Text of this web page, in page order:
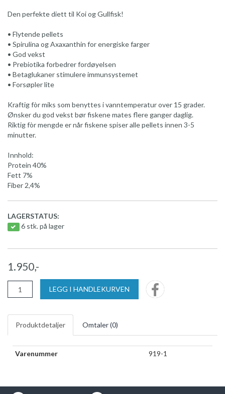
Den perfekte diett til Koi og Gullfisk!
• Flytende pellets
• Spirulina og Axaxanthin for energiske farger
• God vekst
• Prebiotika forbedrer fordøyelsen
• Betaglukaner stimulere immunsystemet
• Forsøpler lite
Kraftig fòr miks som benyttes i vanntemperatur over 15 grader.
Ønsker du god vekst bør fiskene mates flere ganger daglig.
Riktig fòr mengde er når fiskene spiser alle pellets innen 3-5
minutter.
Innhold:
Protein 40%
Fett 7%
Fiber 2,4%
LAGERSTATUS:
6 stk. på lager
1.950,-
LEGG I HANDLEKURVEN
Produktdetaljer Omtaler (0)
Varenummer 919-1